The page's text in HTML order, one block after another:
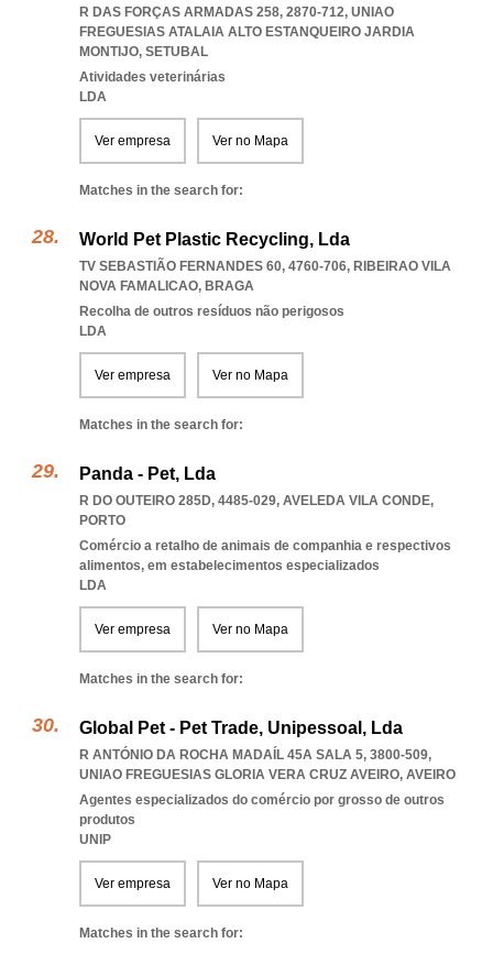
R DAS FORÇAS ARMADAS 258, 2870-712, UNIAO
FREGUESIAS ATALAIA ALTO ESTANQUEIRO JARDIA
MONTIJO, SETUBAL
Atividades veterinárias
LDA
Ver empresa Ver no Mapa
Matches in the search for:
World Pet Plastic Recycling, Lda
TV SEBASTIÃO FERNANDES 60, 4760-706, RIBEIRAO VILA
NOVA FAMALICAO, BRAGA
Recolha de outros resíduos não perigosos
LDA
Ver empresa Ver no Mapa
Matches in the search for:
Panda - Pet, Lda
R DO OUTEIRO 285D, 4485-029, AVELEDA VILA CONDE,
PORTO
Comércio a retalho de animais de companhia e respectivos
alimentos, em estabelecimentos especializados
LDA
Ver empresa Ver no Mapa
Matches in the search for:
Global Pet - Pet Trade, Unipessoal, Lda
R ANTÓNIO DA ROCHA MADAÍL 45A SALA 5, 3800-509,
UNIAO FREGUESIAS GLORIA VERA CRUZ AVEIRO, AVEIRO
Agentes especializados do comércio por grosso de outros
produtos
UNIP
Ver empresa Ver no Mapa
Matches in the search for: